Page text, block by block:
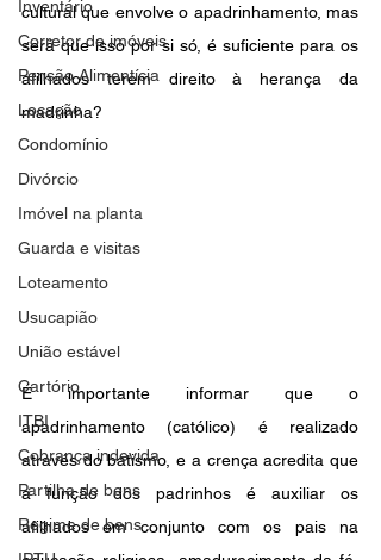
Inventário
Corretor de imóveis
Pensão Alimentícia
Locação
Condomínio
Divórcio
Imóvel na planta
Guarda e visitas
Loteamento
Usucapião
União estável
Cartório
ITBI
Cobrança indevida
Partilha de bens
Regime de bens
cultural que envolve o apadrinhamento, mas
será que isso por si só, é suficiente para os
afilhados terem direito à herança da
madrinha?
É importante informar que o
apadrinhamento (católico) é realizado
através do batismo, e a crença acredita que
a função dos padrinhos é auxiliar os
afilhados em conjunto com os pais na